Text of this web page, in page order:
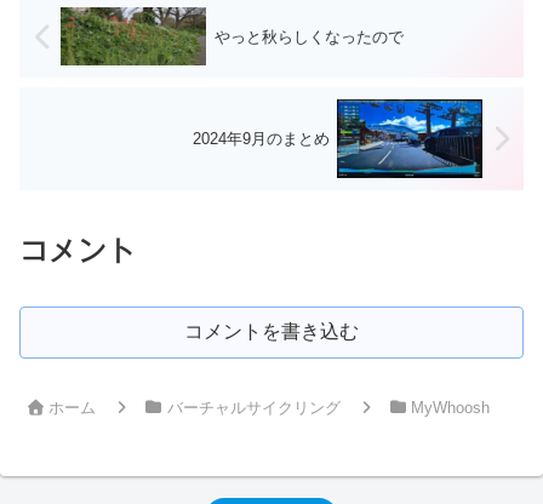
やっと秋らしくなったので
2024年9月のまとめ
コメント
コメントを書き込む
ホーム バーチャルサイクリング MyWhoosh